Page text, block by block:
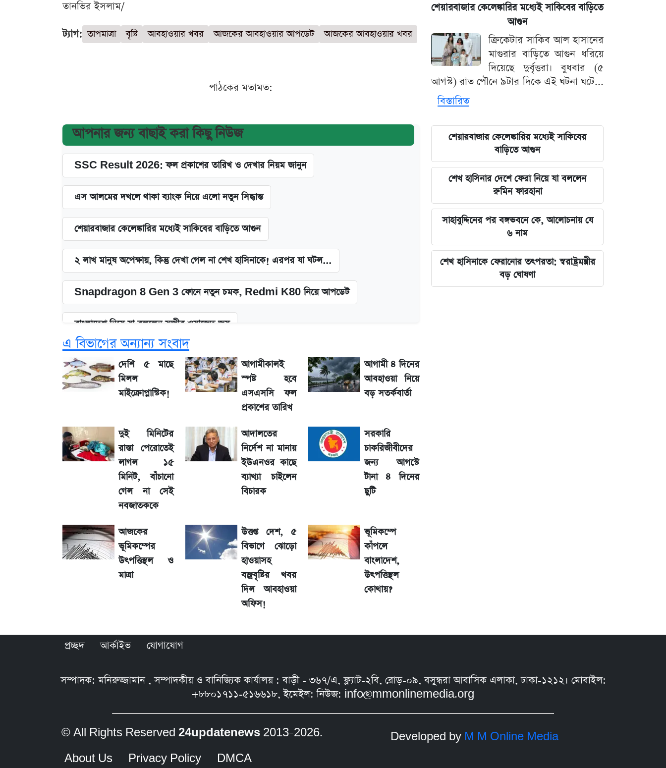
তানভির ইসলাম/
ট্যাগ: তাপমাত্রা বৃষ্টি আবহাওয়ার খবর আজকের আবহাওয়ার আপডেট আজকের আবহাওয়ার খবর
পাঠকের মতামত:
আপনার জন্য বাছাই করা কিছু নিউজ
SSC Result 2026: ফল প্রকাশের তারিখ ও দেখার নিয়ম জানুন
এস আলমের দখলে থাকা ব্যাংক নিয়ে এলো নতুন সিদ্ধান্ত
শেয়ারবাজার কেলেঙ্কারির মধ্যেই সাকিবের বাড়িতে আগুন
২ লাখ মানুষ অপেক্ষায়, কিন্তু দেখা গেল না শেখ হাসিনাকে! এরপর যা ঘটল...
Snapdragon 8 Gen 3 ফোনে নতুন চমক, Redmi K80 নিয়ে আপডেট
বাংলাদেশ নিয়ে যা বললেন সজীব ওয়াজেদ জয়
সাকিবের বাড়িতে হামলা নিয়ে মুখ খুললেন দিলীপ ঘোষ
লিটনকে নিয়ে টিম ম্যানেজমেন্টের নতুন পরিকল্পনা
আগামীকালই স্পষ্ট হবে এসএসসি ফল প্রকাশের তারিখ
তাপমাত্রা নিয়ে নতুন পূর্বাভাস দিল আবহাওয়া অফিস
রবির বড় সাফল্য! আয় কম বাড়লেও রেকর্ড মুনাফা ও গ্রাহক বৃদ্ধি
শেয়ার বিজকে লিগ্যাল নোটিশ পাঠাল রবি, শুরু নতুন বিতর্ক
সৌদিতে বাংলাদেশিদের আকামা নবায়নে বদলে গেল নিয়ম
এ বিভাগের অন্যান্য সংবাদ
দেশি ৫ মাছে
মিলল
মাইক্রোপ্লাস্টিক!
আগামীকালই
স্পষ্ট হবে
এসএসসি ফল
প্রকাশের তারিখ
আগামী ৪ দিনের
আবহাওয়া নিয়ে
বড় সতর্কবার্তা
দুই মিনিটের
রাস্তা পেরোতেই
লাগল ১৫
মিনিট, বাঁচানো
গেল না সেই
নবজাতককে
আদালতের
নির্দেশ না মানায়
ইউএনওর কাছে
ব্যাখ্যা চাইলেন
বিচারক
সরকারি
চাকরিজীবীদের
জন্য আগস্টে
টানা ৪ দিনের
ছুটি
আজকের
ভূমিকম্পের
উৎপত্তিস্থল ও
মাত্রা
উত্তপ্ত দেশ, ৫
বিভাগে ঝোড়ো
হাওয়াসহ
বজ্রবৃষ্টির খবর
দিল আবহাওয়া
অফিস!
ভূমিকম্পে
কাঁপলে
বাংলাদেশ,
উৎপত্তিস্থল
কোথায়?
শেয়ারবাজার কেলেঙ্কারির মধ্যেই সাকিবের বাড়িতে
আগুন
ক্রিকেটার সাকিব আল হাসানের
মাগুরার বাড়িতে আগুন ধরিয়ে
দিয়েছে দুর্বৃত্তরা। বুধবার (৫
আগস্ট) রাত পৌনে ৯টার দিকে এই ঘটনা ঘটে...
বিস্তারিত
শেয়ারবাজার কেলেঙ্কারির মধ্যেই সাকিবের
বাড়িতে আগুন
শেখ হাসিনার দেশে ফেরা নিয়ে যা বললেন
রুমিন ফারহানা
সাহাবুদ্দিনের পর বঙ্গভবনে কে, আলোচনায় যে
৬ নাম
শেখ হাসিনাকে ফেরানোর তৎপরতা: স্বরাষ্ট্রমন্ত্রীর
বড় ঘোষণা
প্রচ্ছদ আর্কাইভ যোগাযোগ
সম্পাদক: মনিরুজ্জামান , সম্পাদকীয় ও বানিজ্যিক কার্যালয় : বাড়ী - ৩৬৭/এ, ফ্ল্যাট-২বি, রোড়-০৯, বসুন্ধরা আবাসিক এলাকা, ঢাকা-১২১২। মোবাইল:
+৮৮০১৭১১-৫১৬৬১৮, ইমেইল: নিউজ: info@mmonlinemedia.org
© All Rights Reserved 24updatenews2013–2026. Developed by M M Online Media
About Us
Privacy Policy DMCA